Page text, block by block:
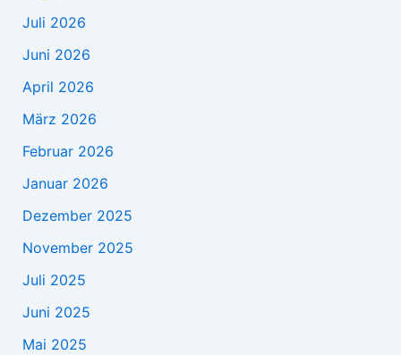
Juli 2026
Juni 2026
April 2026
März 2026
Februar 2026
Januar 2026
Dezember 2025
November 2025
Juli 2025
Juni 2025
Mai 2025